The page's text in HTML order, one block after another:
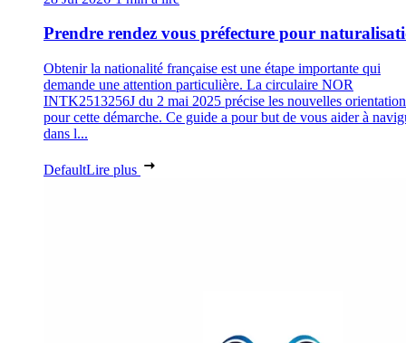
Prendre rendez vous préfecture pour
Obtenir la nationalité française est une étape importante qui
demande une attention particulière. La circulaire NOR
INTK2513256J du 2 mai 2025 précise les nouvelles
pour cette démarche. Ce guide a pour but de vous aider à
dans l...
DefaultLire plus